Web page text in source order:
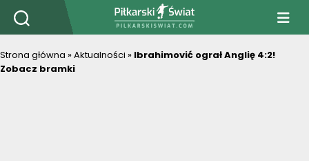
PiłkarskiSwiat.com
Strona główna »Aktualności » Ibrahimović ograł Anglię 4:2!
Zobacz bramki